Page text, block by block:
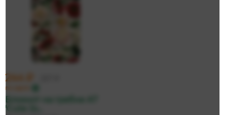
244 ₽
по карте
'Cute Jo...